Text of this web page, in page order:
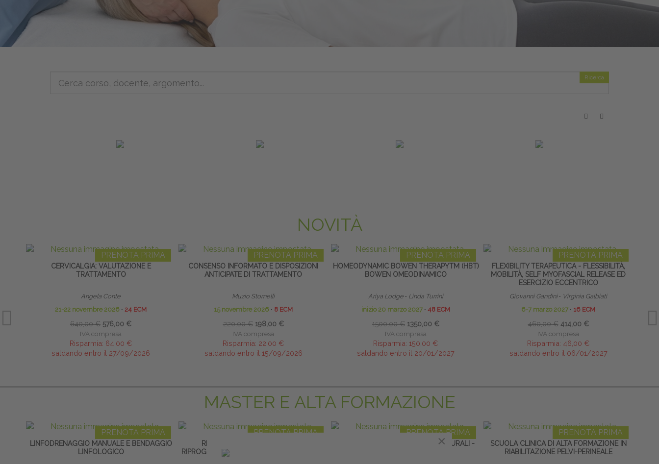
Ricerca
NOVITÀ
PRENOTA PRIMA
CERVICALGIA: VALUTAZIONE E
TRATTAMENTO
Angela Conte
21-22 novembre 2026 ∙ 24 ECM
640,00 € 576,00 €
IVA compresa
Risparmia: 64,00 €
saldando entro il 27/09/2026
PRENOTA PRIMA
CONSENSO INFORMATO E DISPOSIZIONI
ANTICIPATE DI TRATTAMENTO
Muzio Stornelli
15 novembre 2026 ∙ 8 ECM
220,00 € 198,00 €
IVA compresa
Risparmia: 22,00 €
saldando entro il 15/09/2026
PRENOTA PRIMA
HOMEODYNAMIC BOWEN THERAPYTM (HBT)
BOWEN OMEODINAMICO
Ariya Lodge ∙ Linda Turrini
inizio 20 marzo 2027 ∙ 48 ECM
1500,00 € 1350,00 €
IVA compresa
Risparmia: 150,00 €
saldando entro il 20/01/2027
PRENOTA PRIMA
FLEXIBILITY TERAPEUTICA - FLESSIBILITÀ,
MOBILITÀ, SELF MYOFASCIAL RELEASE ED
ESERCIZIO ECCENTRICO
Giovanni Gandini ∙ Virginia Galbiati
6-7 marzo 2027 ∙ 16 ECM
460,00 € 414,00 €
IVA compresa
Risparmia: 46,00 €
saldando entro il 06/01/2027
MASTER E ALTA FORMAZIONE
PRENOTA PRIMA
LINFODRENAGGIO MANUALE E BENDAGGIO
LINFOLOGICO
PRENOTA PRIMA
RIFLESSI PRIMITIVI: TECNICHE DI
RIPROGRAMMAZIONE MOTORIA, COGNITIVA
PRENOTA PRIMA
TECNICHE OSTEOPATICHE STRUTTURALI -
PRENOTA PRIMA
SCUOLA CLINICA DI ALTA FORMAZIONE IN
RIABILITAZIONE PELVI-PERINEALE
×
×